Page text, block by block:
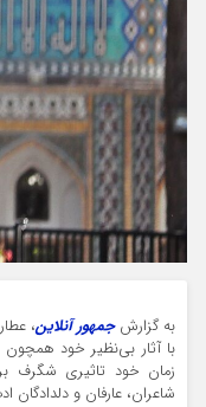
به گزارشجمهور آنلاین،
با آثار بی‌نظیر خود همچون
زمان خود تاثیری شگرف
شاعران، عارفان و